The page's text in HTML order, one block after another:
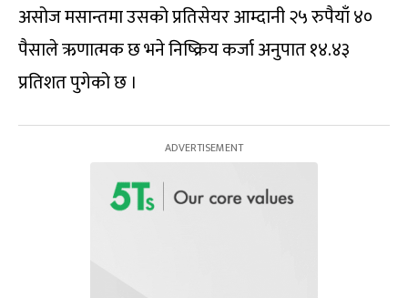
असोज मसान्तमा उसको प्रतिसेयर आम्दानी २५ रुपैयाँ ४०
पैसाले ऋणात्मक छ भने निष्क्रिय कर्जा अनुपात १४.४३
प्रतिशत पुगेको छ ।